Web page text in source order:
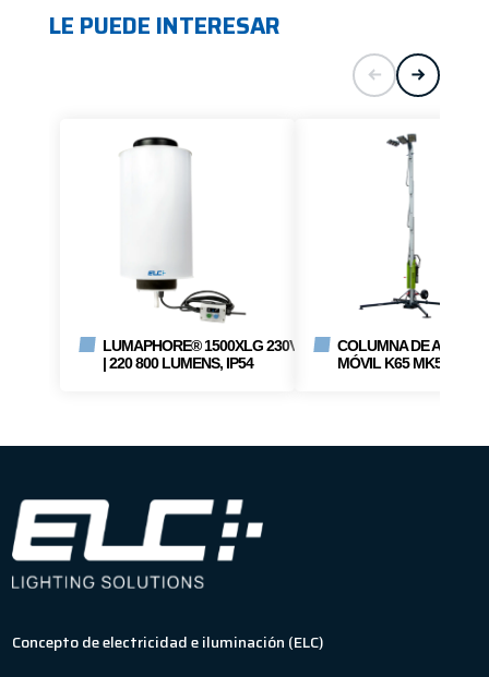
LE PUEDE INTERESAR
LUMAPHORE® 1500XLG 230V
| 220 800 LUMENS, IP54
COLUMNA DE
MÓVIL K65 MK5 230V |
Concepto de electricidad e iluminación (ELC)